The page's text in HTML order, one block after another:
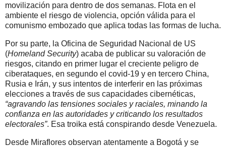
movilización para dentro de dos semanas. Flota en el
ambiente el riesgo de violencia, opción válida para el
comunismo embozado que aplica todas las formas de lucha.
Por su parte, la Oficina de Seguridad Nacional de US
(Homeland Security) acaba de publicar su valoración de
riesgos, citando en primer lugar el creciente peligro de
ciberataques, en segundo el covid-19 y en tercero China,
Rusia e Irán, y sus intentos de interferir en las próximas
elecciones a través de sus capacidades cibernéticas,
“agravando las tensiones sociales y raciales, minando la
confianza en las autoridades y criticando los resultados
electorales”. Esa troika está conspirando desde Venezuela.
Desde Miraflores observan atentamente a Bogotá y se